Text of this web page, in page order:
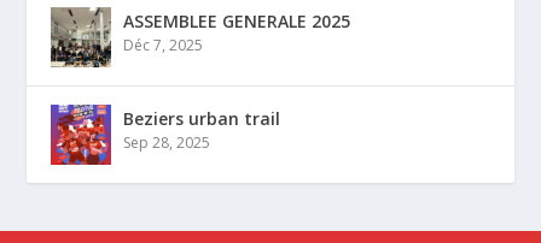
ASSEMBLEE GENERALE 2025
Déc 7, 2025
Beziers urban trail
Sep 28, 2025